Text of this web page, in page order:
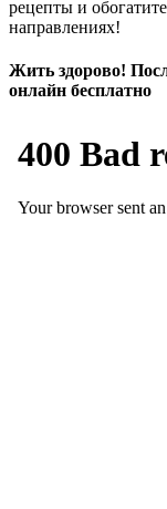
рецепты и
направлениях!
Жить здорово!
онлайн бесплатно